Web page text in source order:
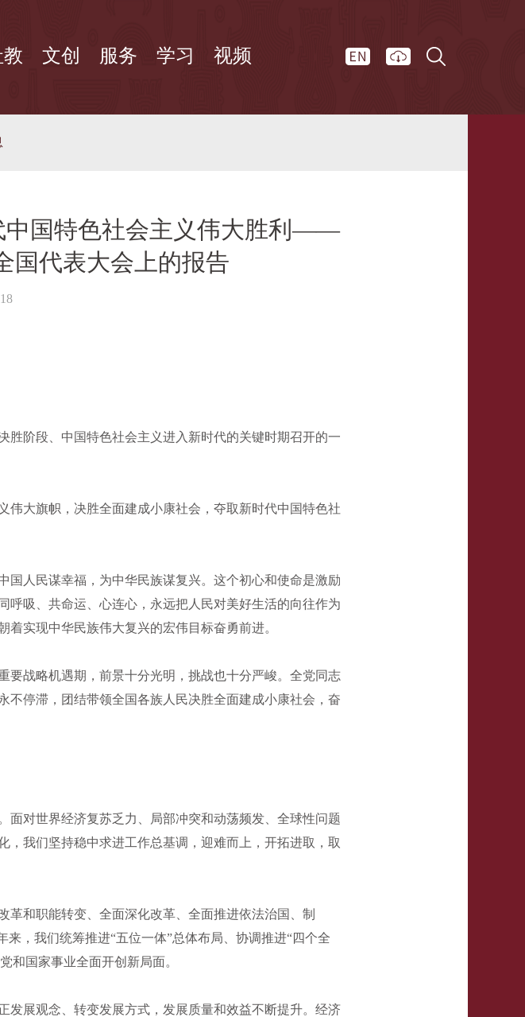
文创 服务 学习 视频
中国特色社会主义伟大胜利——
国代表大会上的报告
18
胜阶段、中国特色社会主义进入新时代的关键时期召开的一
伟大旗帜，决胜全面建成小康社会，夺取新时代中国特色社
人民谋幸福，为中华民族谋复兴。这个初心和使命是激励
呼吸、共命运、心连心，永远把人民对美好生活的向往作为
实现中华民族伟大复兴的宏伟目标奋勇前进。
要战略机遇期，前景十分光明，挑战也十分严峻。全党同志
停滞，团结带领全国各族人民决胜全面建成小康社会，奋
对世界经济复苏乏力、局部冲突和动荡频发、全球性问题
我们坚持稳中求进工作总基调，迎难而上，开拓进取，取
和职能转变、全面深化改革、全面推进依法治国、制
，我们统筹推进“五位一体”总体布局、协调推进“四个全
和国家事业全面开创新局面。
发展观念、转变发展方式，发展质量和效益不断提升。经济